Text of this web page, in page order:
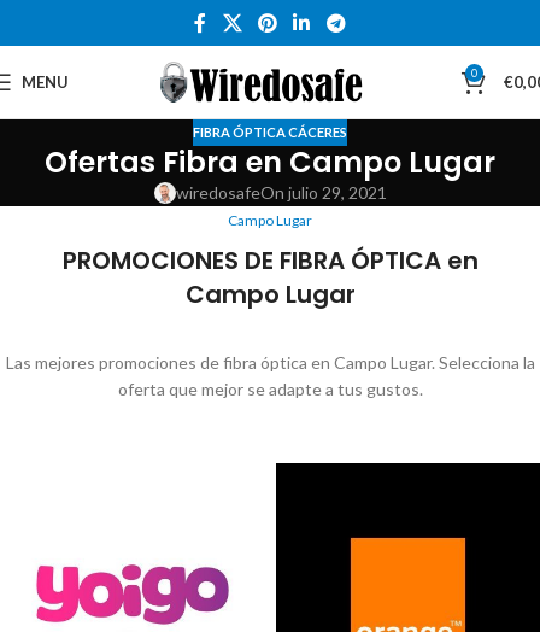
MENU 0 €
FIBRA ÓPTICA CÁCERES
Ofertas Fibra en Campo Lugar
wiredosafeOn julio 29, 2021
Campo Lugar
PROMOCIONES DE FIBRA ÓPTICA en
Campo Lugar
Las mejores promociones de fibra óptica en Campo Lugar. Selecciona la
oferta que mejor se adapte a tus gustos.